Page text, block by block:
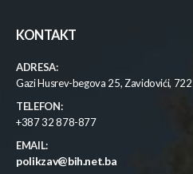
KONTAKT
ADRESA:
Gazi Husrev-begova 25, Zavidovići,
TELEFON:
+387 32 878-877
EMAIL:
polikzav@bih.net.ba